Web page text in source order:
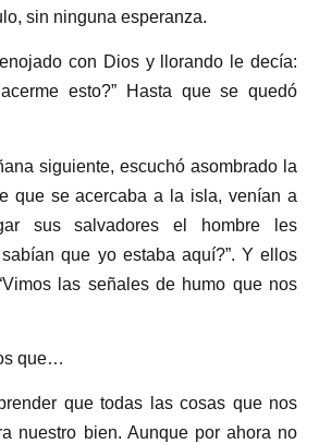
sin ninguna esperanza.
con Dios y llorando le decía:
esto?” Hasta que se quedó
siguiente, escuchó asombrado la
que se acercaba a la isla, venían a
sus salvadores el hombre les
sabían que yo estaba aquí?”. Y ellos
las señales de humo que nos
que…
que todas las cosas que nos
nuestro bien. Aunque por ahora no